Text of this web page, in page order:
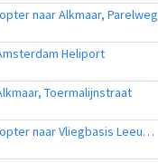
naar Alkmaar, Parelweg
Heliport
Toermalijnstraat
Ambulancehelikopter naar Vliegbasis Leeuwarden